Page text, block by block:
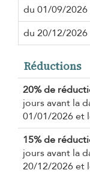
du 01/09/
du 20/12/
Réductions
20% de
jours avant la
01/01/2026 et
15% de
jours avant la
20/12/2026 et